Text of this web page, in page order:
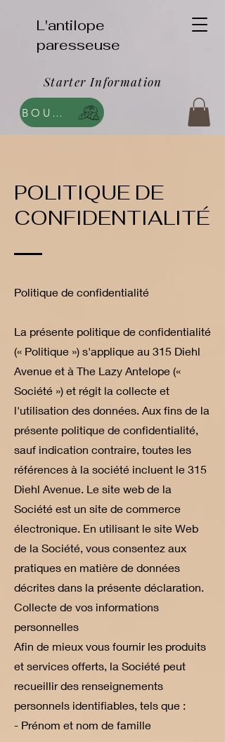
BOUTIQUE
L'antilope
paresseuse
Starter Information
POLITIQUE DE
CONFIDENTIALITÉ
Politique de confidentialité
La présente politique de confidentialité
(« Politique ») s'applique au 315 Diehl
Avenue et à The Lazy Antelope («
Société ») et régit la collecte et
l'utilisation des données. Aux fins de la
présente politique de confidentialité,
sauf indication contraire, toutes les
références à la société incluent le 315
Diehl Avenue. Le site web de la
Société est un site de commerce
électronique. En utilisant le site Web
de la Société, vous consentez aux
pratiques en matière de données
décrites dans la présente déclaration.
Collecte de vos informations
personnelles
Afin de mieux vous fournir les produits
et services offerts, la Société peut
recueillir des renseignements
personnels identifiables, tels que :
- Prénom et nom de famille